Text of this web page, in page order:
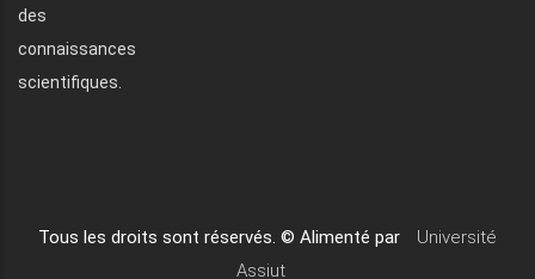
des
connaissances
scientifiques.
Tous les droits sont réservés. © Alimenté par
Université
Assiut